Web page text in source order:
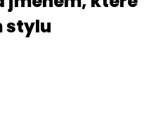
stylu